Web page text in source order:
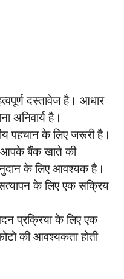
दस्तावेज है। आधार
अनिवार्य है।
पहचान के लिए जरूरी है।
बैंक खाते की
के लिए आवश्यक है।
के लिए एक सक्रिय
प्रक्रिया के लिए एक
की आवश्यकता होती